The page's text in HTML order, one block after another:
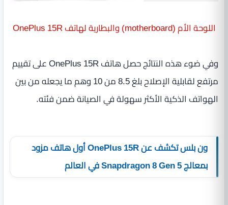
اللوحة الأم (motherboard) والبطارية لهاتف OnePlus 15R
وفي ضوء هذه النتائج حصل هاتف OnePlus 15R على تقييم
مرتفع لقابلية الإصلاح بلغ 8.5 من 10 وهم ما يجعله من بين
الهواتف الذكية الأكثر سهولة في الصيانة ضمن فئته.
ون بلس تكشف عن OnePlus 15R أول هاتف مزود
بمعالج Snapdragon 8 Gen 5 في العالم